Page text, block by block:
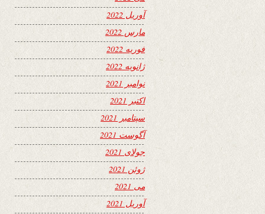
آوریل 2022
مارس 2022
فوریه 2022
ژانویه 2022
نوامبر 2021
اکتبر 2021
سپتامبر 2021
آگوست 2021
جولای 2021
ژوئن 2021
می 2021
آوریل 2021